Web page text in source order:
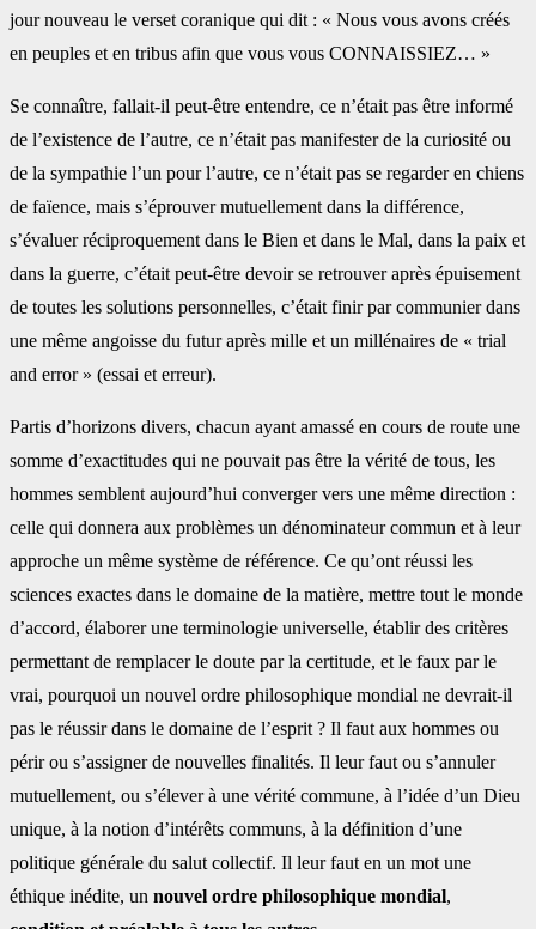
jour nouveau le verset coranique qui dit : « Nous vous avons créés
en peuples et en tribus afin que vous vous CONNAISSIEZ… »
Se connaître, fallait-il peut-être entendre, ce n’était pas être informé
de l’existence de l’autre, ce n’était pas manifester de la curiosité ou
de la sympathie l’un pour l’autre, ce n’était pas se regarder en chiens
de faïence, mais s’éprouver mutuellement dans la différence,
s’évaluer réciproquement dans le Bien et dans le Mal, dans la paix et
dans la guerre, c’était peut-être devoir se retrouver après épuisement
de toutes les solutions personnelles, c’était finir par communier dans
une même angoisse du futur après mille et un millénaires de « trial
and error » (essai et erreur).
Partis d’horizons divers, chacun ayant amassé en cours de route une
somme d’exactitudes qui ne pouvait pas être la vérité de tous, les
hommes semblent aujourd’hui converger vers une même direction :
celle qui donnera aux problèmes un dénominateur commun et à leur
approche un même système de référence. Ce qu’ont réussi les
sciences exactes dans le domaine de la matière, mettre tout le monde
d’accord, élaborer une terminologie universelle, établir des critères
permettant de remplacer le doute par la certitude, et le faux par le
vrai, pourquoi un nouvel ordre philosophique mondial ne devrait-il
pas le réussir dans le domaine de l’esprit ? Il faut aux hommes ou
périr ou s’assigner de nouvelles finalités. Il leur faut ou s’annuler
mutuellement, ou s’élever à une vérité commune, à l’idée d’un Dieu
unique, à la notion d’intérêts communs, à la définition d’une
politique générale du salut collectif. Il leur faut en un mot une
éthique inédite, un nouvel ordre philosophique mondial,